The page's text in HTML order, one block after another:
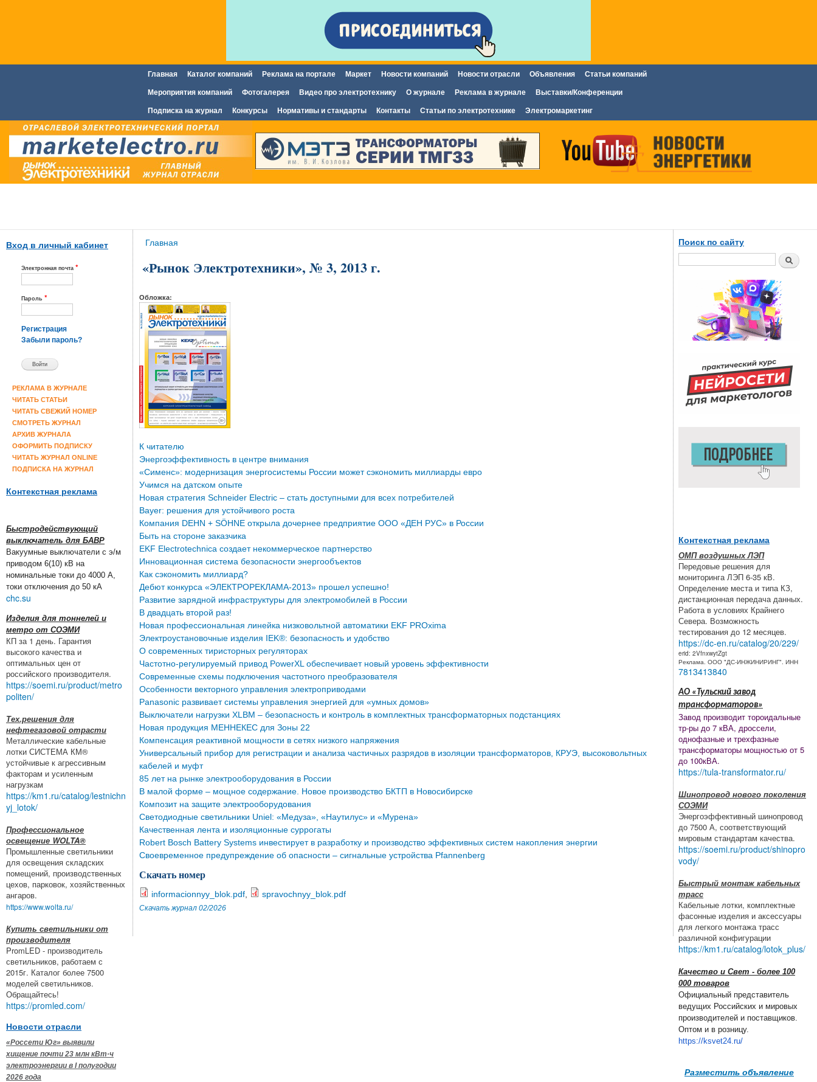
содержанию
Главное меню
Главная Каталог компаний Реклама на портале Маркет Новости компаний Новости отрасли Объявления Статьи компаний
Мероприятия компаний Фотогалерея Видео про электротехнику О журнале Реклама в журнале Выставки/Конференции
Подписка на журнал Конкурсы Нормативы и стандарты Контакты Статьи по электротехнике Электромаркетинг
Вход в личный кабинет
Электронная почта *
Пароль *
Регистрация
Забыли пароль?
РЕКЛАМА В ЖУРНАЛЕ
ЧИТАТЬ СТАТЬИ
ЧИТАТЬ СВЕЖИЙ НОМЕР
СМОТРЕТЬ ЖУРНАЛ
АРХИВ ЖУРНАЛА
ОФОРМИТЬ ПОДПИСКУ
ЧИТАТЬ ЖУРНАЛ ONLINE
ПОДПИСКА НА ЖУРНАЛ
Контекстная реклама
Быстродействующий
выключатель для БАВР
Вакуумные выключатели с э/м
приводом 6(10) кВ на
номинальные токи до 4000 А,
токи отключения до 50 кА
chc.su
Изделия для тоннелей и
метро от СОЭМИ
КП за 1 день. Гарантия
высокого качества и
оптимальных цен от
российского производителя.
https://soemi.ru/product/metro
politen/
Тех.решения для
нефтегазовой отрасти
Металлические кабельные
лотки СИСТЕМА КМ®
устойчивые к агрессивным
факторам и усиленным
нагрузкам
https://km1.ru/catalog/lestnichn
yj_lotok/
Профессиональное
освещение WOLTA®
Промышленные светильники
для освещения складских
помещений, производственных
цехов, парковок, хозяйственных
ангаров.
https://www.wolta.ru/
Купить светильники от
производителя
PromLED - производитель
светильников, работаем с
2015г. Каталог более 7500
моделей светильников.
Обращайтесь!
https://promled.com/
Новости отрасли
«Россети Юг» выявили
хищение почти 23 млн кВт·ч
электроэнергии в I полугодии
2026 года
Вы здесь
Главная
«Рынок Электротехники», № 3, 2013 г.
Обложка:
К читателю
Энергоэффективность в центре внимания
«Сименс»: модернизация энергосистемы России может сэкономить миллиарды евро
Учимся на датском опыте
Новая стратегия Schneider Electric – стать доступными для всех потребителей
Bayer: решения для устойчивого роста
Компания DEHN + SÖHNE открыла дочернее предприятие ООО «ДЕН РУС» в России
Быть на стороне заказчика
EKF Electrotechnica создает некоммерческое партнерство
Инновационная система безопасности энергообъектов
Как сэкономить миллиард?
Дебют конкурса «ЭЛЕКТРОРЕКЛАМА-2013» прошел успешно!
Развитие зарядной инфраструктуры для электромобилей в России
В двадцать второй раз!
Новая профессиональная линейка низковольтной автоматики EKF PROxima
Электроустановочные изделия IEK®: безопасность и удобство
О современных тиристорных регуляторах
Частотно-регулируемый привод PowerXL обеспечивает новый уровень эффективности
Современные схемы подключения частотного преобразователя
Особенности векторного управления электроприводами
Panasonic развивает системы управления энергией для «умных домов»
Выключатели нагрузки XLBM – безопасность и контроль в комплектных трансформаторных подстанциях
Новая продукция МЕННЕКЕС для Зоны 22
Компенсация реактивной мощности в сетях низкого напряжения
Универсальный прибор для регистрации и анализа частичных разрядов в изоляции трансформаторов, КРУЭ, высоковольтных
кабелей и муфт
85 лет на рынке электрооборудования в России
В малой форме – мощное содержание. Новое производство БКТП в Новосибирске
Композит на защите электрооборудования
Светодиодные светильники Uniel: «Медуза», «Наутилус» и «Мурена»
Качественная лента и изоляционные суррогаты
Robert Bosch Battery Systems инвестирует в разработку и производство эффективных систем накопления энергии
Своевременное предупреждение об опасности – сигнальные устройства Pfannenberg
Скачать номер
informacionnyy_blok.pdf spravochnyy_blok.pdf
Скачать журнал 02/2026
Поиск по сайту
Поиск
Контекстная реклама
ОМП воздушных ЛЭП
Передовые решения для
мониторинга ЛЭП 6-35 кВ.
Определение места и типа КЗ,
дистанционная передача данных.
Работа в условиях Крайнего
Севера. Возможность
тестирования до 12 месяцев.
https://dc-en.ru/catalog/20/229/
erid: 2VfnxwytZgt
Реклама. ООО "ДС-ИНЖИНИРИНГ". ИНН
7813413840
АО «Тульский завод
трансформаторов»
Завод производит тороидальные
тр-ры до 7 кВА, дроссели,
однофазные и трехфазные
трансформаторы мощностью от 5
до 100кВА.
https://tula-transformator.ru/
Шинопровод нового поколения
СОЭМИ
Энергоэффективный шинопровод
до 7500 А, соответствующий
мировым стандартам качества.
https://soemi.ru/product/shinopro
vody/
Быстрый монтаж кабельных
трасс
Кабельные лотки, комплектные
фасонные изделия и аксессуары
для легкого монтажа трасс
различной конфигурации
https://km1.ru/catalog/lotok_plus/
Качество и Свет - более 100
000 товаров
Официальный представитель
ведущих Российских и мировых
производителей и поставщиков.
Оптом и в розницу.
https://ksvet24.ru/
Разместить объявление